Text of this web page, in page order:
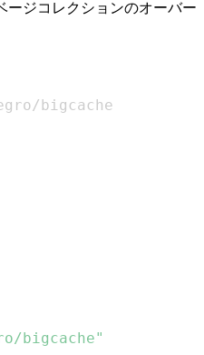
ージコレクションのオーバー
bigcache
bigcache"